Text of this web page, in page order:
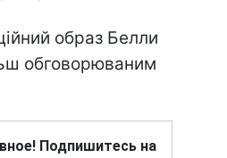
образ Белли
обговорюваним
Подпишитесь на